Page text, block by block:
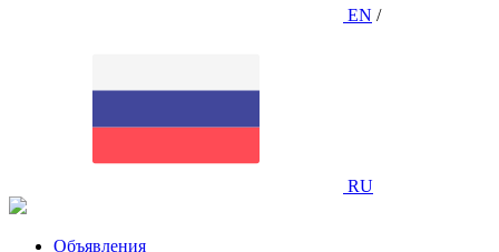
EN /
RU
Объявления